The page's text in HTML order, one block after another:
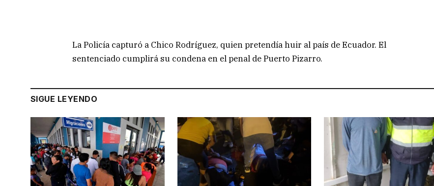
La Policía capturó a Chico Rodríguez, quien pretendía huir al país de Ecuador. El
sentenciado cumplirá su condena en el penal de Puerto Pizarro.
SIGUE LEYENDO